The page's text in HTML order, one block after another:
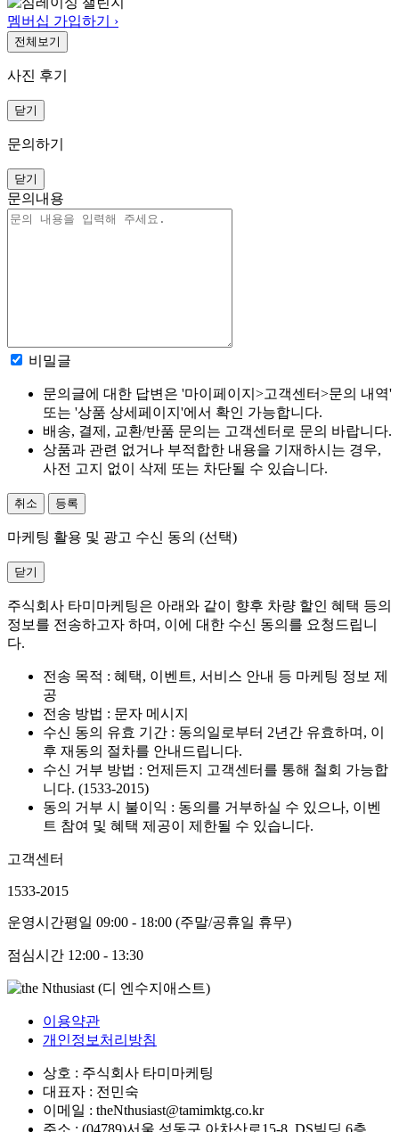
멤버십 가입하기 ›
전체보기
사진 후기
닫기
문의하기
닫기
문의내용
비밀글
문의글에 대한 답변은 '마이페이지>고객센터>문의 내역'
또는 '상품 상세페이지'에서 확인 가능합니다.
배송, 결제, 교환/반품 문의는 고객센터로 문의 바랍니다.
상품과 관련 없거나 부적합한 내용을 기재하시는 경우,
사전 고지 없이 삭제 또는 차단될 수 있습니다.
취소 등록
마케팅 활용 및 광고 수신 동의 (선택)
닫기
주식회사 타미마케팅은 아래와 같이 향후 차량 할인 혜택 등의
정보를 전송하고자 하며, 이에 대한 수신 동의를 요청드립니
다.
전송 목적 : 혜택, 이벤트, 서비스 안내 등 마케팅 정보 제
공
전송 방법 : 문자 메시지
수신 동의 유효 기간 : 동의일로부터 2년간 유효하며, 이
후 재동의 절차를 안내드립니다.
수신 거부 방법 : 언제든지 고객센터를 통해 철회 가능합
니다. (1533-2015)
동의 거부 시 불이익 : 동의를 거부하실 수 있으나, 이벤
트 참여 및 혜택 제공이 제한될 수 있습니다.
고객센터
1533-2015
운영시간평일 09:00 - 18:00 (주말/공휴일 휴무)
점심시간 12:00 - 13:30
이용약관
개인정보처리방침
상호 : 주식회사 타미마케팅
대표자 : 전민숙
이메일 : theNthusiast@tamimktg.co.kr
주소 : (04789)서울 성동구 아차산로15-8, DS빌딩 6층